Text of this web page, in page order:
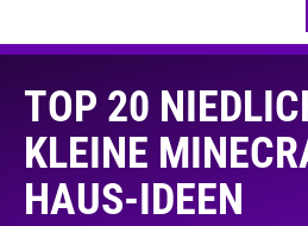
TOP 20
KLEINE
HAUS-IDEEN